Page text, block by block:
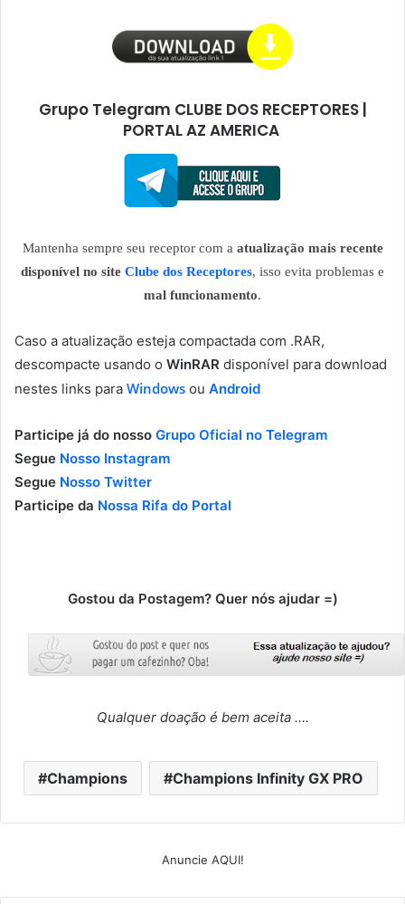
Grupo Telegram CLUBE DOS RECEPTORES |
PORTAL AZ AMERICA
Mantenha sempre seu receptor com a atualização mais recente
disponível no site Clube dos Receptores, isso evita problemas e
mal funcionamento.
Caso a atualização esteja compactada com .RAR,
descompacte usando o WinRAR disponível para download
nestes links para Windows ou Android
Participe já do nosso Grupo Oficial no Telegram
Segue Nosso Instagram
Segue Nosso Twitter
Participe da Nossa Rifa do Portal
Gostou da Postagem? Quer nós ajudar =)
Qualquer doação é bem aceita ….
Champions Champions Infinity GX PRO
Anuncie AQUI!